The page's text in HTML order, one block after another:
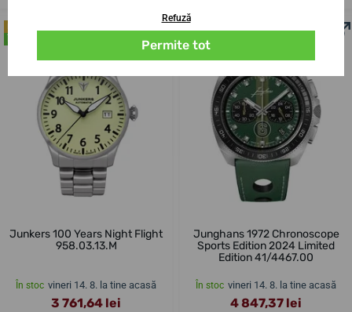
Junkers 100 Years Night Flight
958.03.13.M
În stoc vineri 14. 8. la tine acasă
3 761,64 lei
ÎN MAGAZIN
Junghans 1972 Chronoscope
Sports Edition 2024 Limited
Edition 41/4467.00
În stoc vineri 14. 8. la tine acasă
4 847,37 lei
Refuză
Permite tot